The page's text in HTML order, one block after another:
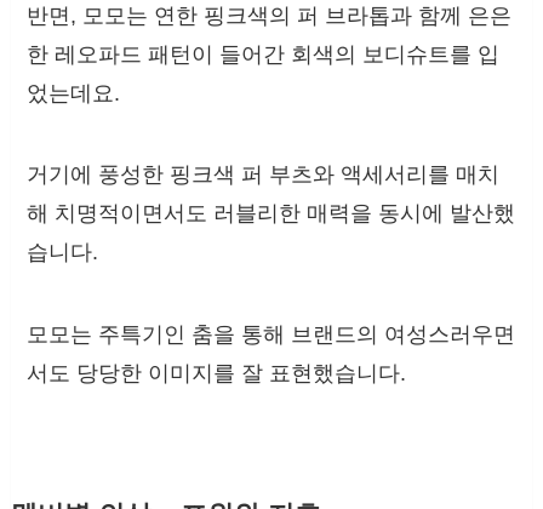
반면, 모모는 연한 핑크색의 퍼 브라톱과 함께 은은
한 레오파드 패턴이 들어간 회색의 보디슈트를 입
었는데요.
거기에 풍성한 핑크색 퍼 부츠와 액세서리를 매치
해 치명적이면서도 러블리한 매력을 동시에 발산했
습니다.
모모는 주특기인 춤을 통해 브랜드의 여성스러우면
서도 당당한 이미지를 잘 표현했습니다.